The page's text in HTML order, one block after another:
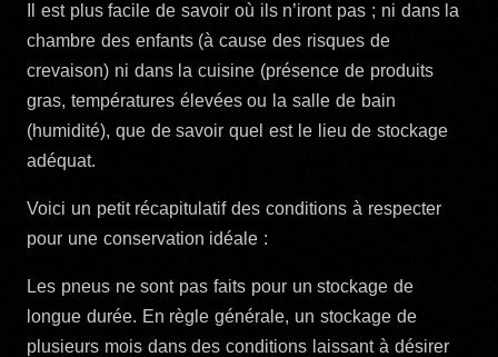
Il est plus facile de savoir où ils n’iront pas ; ni dans la
chambre des enfants (à cause des risques de
crevaison) ni dans la cuisine (présence de produits
gras, températures élevées ou la salle de bain
(humidité), que de savoir quel est le lieu de stockage
adéquat.
Voici un petit récapitulatif des conditions à respecter
pour une conservation idéale :
Les pneus ne sont pas faits pour un stockage de
longue durée. En règle générale, un stockage de
plusieurs mois dans des conditions laissant à désirer